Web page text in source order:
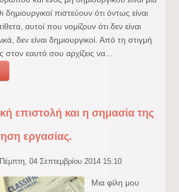
δημιουργικοί πιστεύουν ότι όντως είναι
αυτοί που νομίζουν ότι δεν είναι
δεν είναι δημιουργικοί. Από τη στιγμή
εαυτό σου αρχίζεις να...
επιστολή και η σημασία της
εργασίας.
04 Σεπτεμβρίου 2014 15:10
Μια φίλη μου